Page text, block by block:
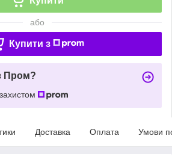
або
Купити з
Пром?
Доставка Оплата Умови